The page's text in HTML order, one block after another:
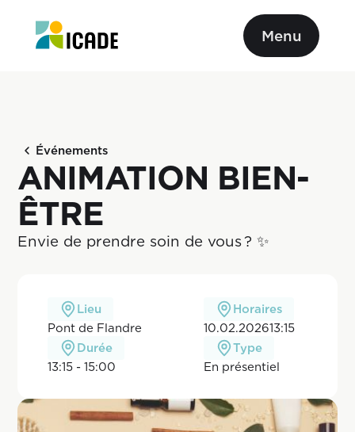
Menu
Événements
ANIMATION BIEN-
ÊTRE
Envie de prendre soin de vous ? ✨
Lieu
Pont de Flandre
Horaires
10.02.202613:15
Durée
13:15 - 15:00
Type
En